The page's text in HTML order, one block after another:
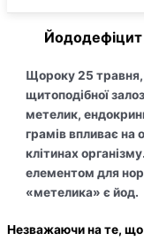
Йододефіцит
Щороку 25 травня,
щитоподібної
метелик,
грамів впливає на
клітинах
елементом для
«метелика» є йод.
Незважаючи на те, що